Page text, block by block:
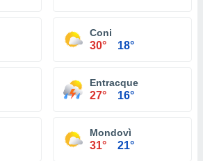
Coni
30° 18°
Entracque
27° 16°
Mondovì
31° 21°